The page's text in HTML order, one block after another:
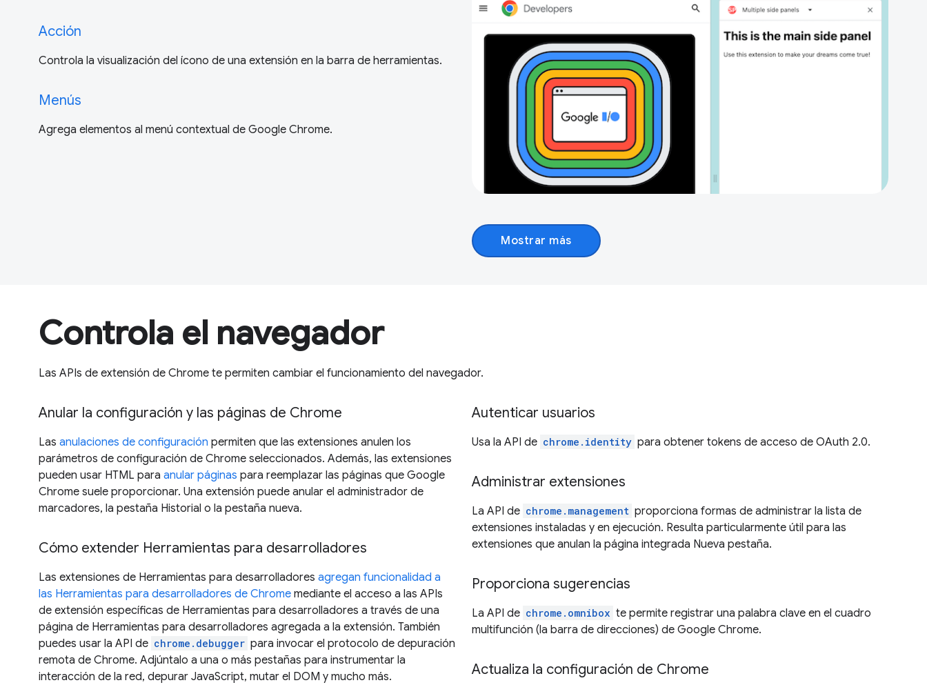
Acción
Controla la visualización del ícono de una extensión en la barra de herramientas.
Menús
Agrega elementos al menú contextual de Google Chrome.
Mostrar más
Controla el navegador
Las APIs de extensión de Chrome te permiten cambiar el funcionamiento del navegador.
Anular la configuración y las páginas de Chrome
Las anulaciones de configuración permiten que las extensiones anulen los
parámetros de configuración de Chrome seleccionados. Además, las extensiones
pueden usar HTML para anular páginas para reemplazar las páginas que Google
Chrome suele proporcionar. Una extensión puede anular el administrador de
marcadores, la pestaña Historial o la pestaña nueva.
Cómo extender Herramientas para desarrolladores
Las extensiones de Herramientas para desarrolladores agregan funcionalidad a
las Herramientas para desarrolladores de Chrome mediante el acceso a las APIs
de extensión específicas de Herramientas para desarrolladores a través de una
página de Herramientas para desarrolladores agregada a la extensión. También
puedes usar la API de chrome.debugger para invocar el protocolo de depuración
remota de Chrome. Adjúntalo a una o más pestañas para instrumentar la
interacción de la red, depurar JavaScript, mutar el DOM y mucho más.
Autenticar usuarios
Usa la API de chrome.identity para obtener tokens de acceso de OAuth 2.0.
Administrar extensiones
La API de chrome.management proporciona formas de administrar la lista de
extensiones instaladas y en ejecución. Resulta particularmente útil para las
extensiones que anulan la página integrada Nueva pestaña.
Proporciona sugerencias
La API de chrome.omnibox te permite registrar una palabra clave en el cuadro
multifunción (la barra de direcciones) de Google Chrome.
Actualiza la configuración de Chrome